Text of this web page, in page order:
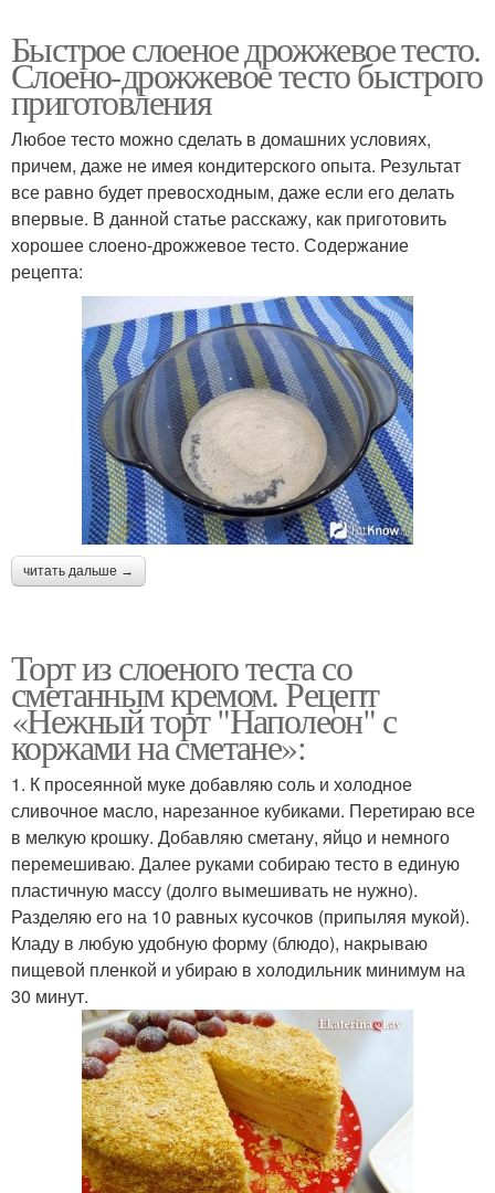
Быстрое слоеное дрожжевое тесто.
Слоено-дрожжевое тесто быстрого
приготовления
Любое тесто можно сделать в домашних условиях,
причем, даже не имея кондитерского опыта. Результат
все равно будет превосходным, даже если его делать
впервые. В данной статье расскажу, как приготовить
хорошее слоено-дрожжевое тесто. Содержание
рецепта:
читать дальше →
Торт из слоеного теста со
сметанным кремом. Рецепт
«Нежный торт "Наполеон" с
коржами на сметане»:
1. К просеянной муке добавляю соль и холодное
сливочное масло, нарезанное кубиками. Перетираю все
в мелкую крошку. Добавляю сметану, яйцо и немного
перемешиваю. Далее руками собираю тесто в единую
пластичную массу (долго вымешивать не нужно).
Разделяю его на 10 равных кусочков (припыляя мукой).
Кладу в любую удобную форму (блюдо), накрываю
пищевой пленкой и убираю в холодильник минимум на
30 минут.